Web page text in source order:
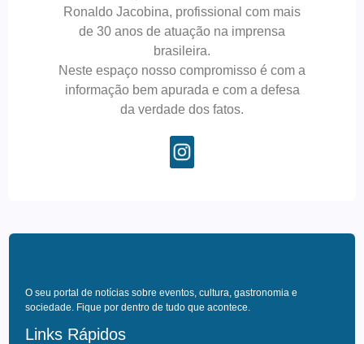
Ronaldo Jacobina, profissional com mais
de 30 anos de atuação na imprensa
brasileira.
Neste espaço nosso compromisso é com a
informação bem apurada e com a defesa
da verdade dos fatos.
O seu portal de notícias sobre eventos, cultura, gastronomia e
sociedade. Fique por dentro de tudo que acontece.
Links Rápidos